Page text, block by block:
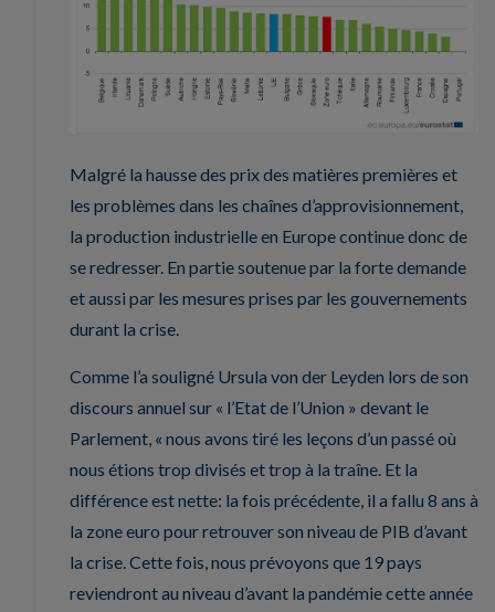
Malgré la hausse des prix des matières premières et
les problèmes dans les chaînes d’approvisionnement,
la production industrielle en Europe continue donc de
se redresser. En partie soutenue par la forte demande
et aussi par les mesures prises par les gouvernements
durant la crise.
Comme l’a souligné Ursula von der Leyden lors de son
discours annuel sur « l’Etat de l’Union » devant le
Parlement, « nous avons tiré les leçons d’un passé où
nous étions trop divisés et trop à la traîne. Et la
différence est nette: la fois précédente, il a fallu 8 ans à
la zone euro pour retrouver son niveau de PIB d’avant
la crise. Cette fois, nous prévoyons que 19 pays
reviendront au niveau d’avant la pandémie cette année